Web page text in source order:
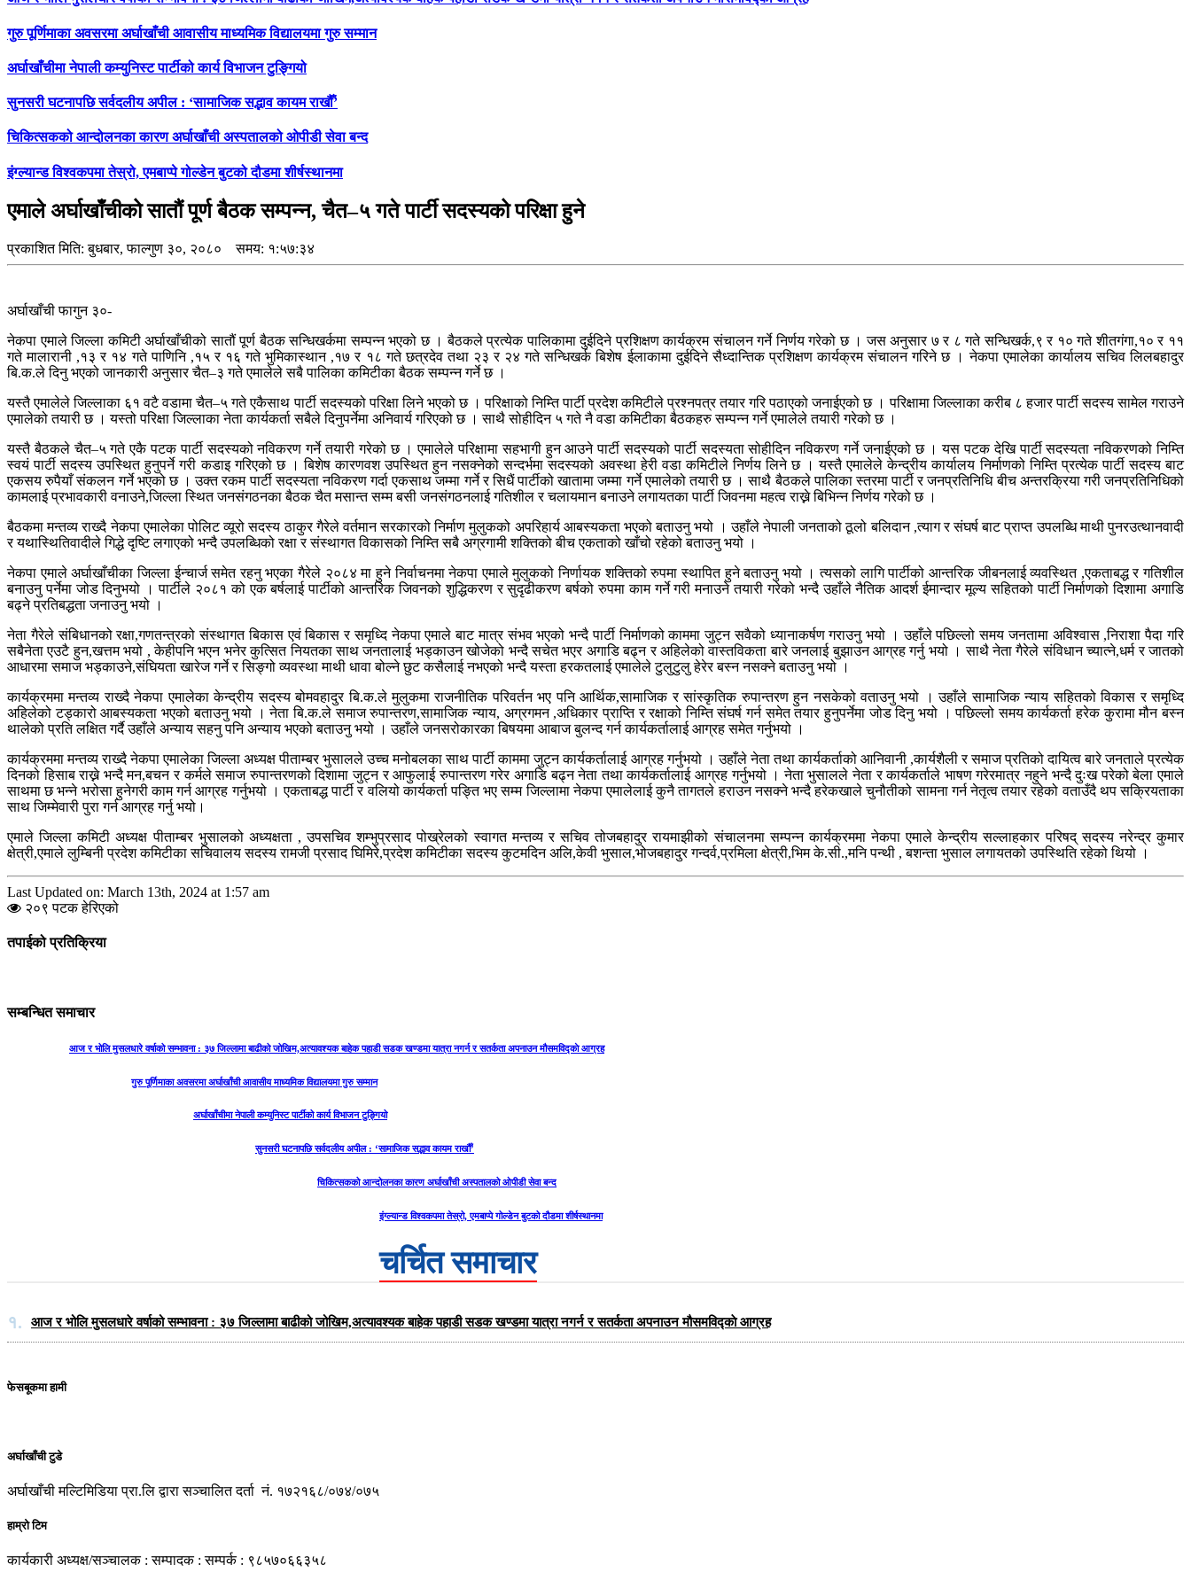
गुरु पूर्णिमाका अवसरमा अर्घाखाँची आवासीय माध्यमिक विद्यालयमा गुरु सम्मान
अर्घाखाँचीमा नेपाली कम्युनिस्ट पार्टीको कार्य विभाजन टुङ्गियो
सुनसरी घटनापछि सर्वदलीय अपील : ‘सामाजिक सद्भाव कायम राखौँ’
चिकित्सकको आन्दोलनका कारण अर्घाखाँची अस्पतालको ओपीडी सेवा बन्द
इंग्ल्यान्ड विश्वकपमा तेस्रो, एमबाप्पे गोल्डेन बुटको दौडमा शीर्षस्थानमा
एमाले अर्घाखाँचीको सातौं पूर्ण बैठक सम्पन्न, चैत–५ गते पार्टी सदस्यको परिक्षा हुने
प्रकाशित मिति:बुधबार, फाल्गुण ३०, २०८० समय: १:५७:३४
अर्घाखाँची फागुन ३०-
नेकपा एमाले जिल्ला कमिटी अर्घाखाँचीको सातौं पूर्ण बैठक सन्धिखर्कमा सम्पन्न भएको छ । बैठकले प्रत्येक पालिकामा दुईदिने प्रशिक्षण कार्यक्रम संचालन गर्ने निर्णय गरेको छ । जस अनुसार ७ र ८ गते सन्धिखर्क,९ र १० गते शीतगंगा,१० र ११
गते मालारानी ,१३ र १४ गते पाणिनि ,१५ र १६ गते भुमिकास्थान ,१७ र १८ गते छत्रदेव तथा २३ र २४ गते सन्धिखर्क बिशेष ईलाकामा दुईदिने सैध्दान्तिक प्रशिक्षण कार्यक्रम संचालन गरिने छ । नेकपा एमालेका कार्यालय सचिव लिलबहादुर
बि.क.ले दिनु भएको जानकारी अनुसार चैत–३ गते एमालेले सबै पालिका कमिटीका बैठक सम्पन्न गर्ने छ ।
यस्तै एमालेले जिल्लाका ६१ वटै वडामा चैत–५ गते एकैसाथ पार्टी सदस्यको परिक्षा लिने भएको छ । परिक्षाको निम्ति पार्टी प्रदेश कमिटीले प्रश्नपत्र तयार गरि पठाएको जनाईएको छ । परिक्षामा जिल्लाका करीब ८ हजार पार्टी सदस्य सामेल गराउने
एमालेको तयारी छ । यस्तो परिक्षा जिल्लाका नेता कार्यकर्ता सबैले दिनुपर्नेमा अनिवार्य गरिएको छ । साथै सोहीदिन ५ गते नै वडा कमिटीका बैठकहरु सम्पन्न गर्ने एमालेले तयारी गरेको छ ।
यस्तै बैठकले चैत–५ गते एकै पटक पार्टी सदस्यको नविकरण गर्ने तयारी गरेको छ । एमालेले परिक्षामा सहभागी हुन आउने पार्टी सदस्यको पार्टी सदस्यता सोहीदिन नविकरण गर्ने जनाईएको छ । यस पटक देखि पार्टी सदस्यता नविकरणको निम्ति
स्वयं पार्टी सदस्य उपस्थित हुनुपर्ने गरी कडाइ गरिएको छ । बिशेष कारणवश उपस्थित हुन नसक्नेको सन्दर्भमा सदस्यको अवस्था हेरी वडा कमिटीले निर्णय लिने छ । यस्तै एमालेले केन्द्रीय कार्यालय निर्माणको निम्ति प्रत्येक पार्टी सदस्य बाट
एकसय रुपैयाँ संकलन गर्ने भएको छ । उक्त रकम पार्टी सदस्यता नविकरण गर्दा एकसाथ जम्मा गर्ने र सिधैं पार्टीको खातामा जम्मा गर्ने एमालेको तयारी छ । साथै बैठकले पालिका स्तरमा पार्टी र जनप्रतिनिधि बीच अन्तरक्रिया गरी जनप्रतिनिधिको
कामलाई प्रभावकारी वनाउने,जिल्ला स्थित जनसंगठनका बैठक चैत मसान्त सम्म बसी जनसंगठनलाई गतिशील र चलायमान बनाउने लगायतका पार्टी जिवनमा महत्व राख्ने बिभिन्न निर्णय गरेको छ ।
बैठकमा मन्तव्य राख्दै नेकपा एमालेका पोलिट व्यूरो सदस्य ठाकुर गैरेले वर्तमान सरकारको निर्माण मुलुकको अपरिहार्य आबस्यकता भएको बताउनु भयो । उहाँले नेपाली जनताको ठूलो बलिदान ,त्याग र संघर्ष बाट प्राप्त उपलब्धि माथी पुनरउत्थानवादी
र यथास्थितिवादीले गिद्धे दृष्टि लगाएको भन्दै उपलब्धिको रक्षा र संस्थागत विकासको निम्ति सबै अग्रगामी शक्तिको बीच एकताको खाँचो रहेको बताउनु भयो ।
नेकपा एमाले अर्घाखाँचीका जिल्ला ईन्चार्ज समेत रहनु भएका गैरेले २०८४ मा हुने निर्वाचनमा नेकपा एमाले मुलुकको निर्णायक शक्तिको रुपमा स्थापित हुने बताउनु भयो । त्यसको लागि पार्टीको आन्तरिक जीबनलाई व्यवस्थित ,एकताबद्ध र गतिशील
बनाउनु पर्नेमा जोड दिनुभयो । पार्टीले २०८१ को एक बर्षलाई पार्टीको आन्तरिक जिवनको शुद्धिकरण र सुदृढीकरण बर्षको रुपमा काम गर्ने गरी मनाउने तयारी गरेको भन्दै उहाँले नैतिक आदर्श ईमान्दार मूल्य सहितको पार्टी निर्माणको दिशामा अगाडि
बढ्ने प्रतिबद्धता जनाउनु भयो ।
नेता गैरेले संबिधानको रक्षा,गणतन्त्रको संस्थागत बिकास एवं बिकास र समृध्दि नेकपा एमाले बाट मात्र संभव भएको भन्दै पार्टी निर्माणको काममा जुट्न सवैको ध्यानाकर्षण गराउनु भयो । उहाँले पछिल्लो समय जनतामा अविश्वास ,निराशा पैदा गरि
सबैनेता एउटै हुन,खत्तम भयो , केहीपनि भएन भनेर कुत्सित नियतका साथ जनतालाई भड्काउन खोजेको भन्दै सचेत भएर अगाडि बढ्न र अहिलेको वास्तविकता बारे जनलाई बुझाउन आग्रह गर्नु भयो । साथै नेता गैरेले संविधान च्यात्ने,धर्म र जातको
आधारमा समाज भड्काउने,संघियता खारेज गर्ने र सिङ्गो व्यवस्था माथी धावा बोल्ने छुट कसैलाई नभएको भन्दै यस्ता हरकतलाई एमालेले टुलुटुलु हेरेर बस्न नसक्ने बताउनु भयो ।
कार्यक्रममा मन्तव्य राख्दै नेकपा एमालेका केन्द्रीय सदस्य बोमवहादुर बि.क.ले मुलुकमा राजनीतिक परिवर्तन भए पनि आर्थिक,सामाजिक र सांस्कृतिक रुपान्तरण हुन नसकेको वताउनु भयो । उहाँले सामाजिक न्याय सहितको विकास र समृध्दि
अहिलेको टड्कारो आबस्यकता भएको बताउनु भयो । नेता बि.क.ले समाज रुपान्तरण,सामाजिक न्याय, अग्रगमन ,अधिकार प्राप्ति र रक्षाको निम्ति संघर्ष गर्न समेत तयार हुनुपर्नेमा जोड दिनु भयो । पछिल्लो समय कार्यकर्ता हरेक कुरामा मौन बस्न
थालेको प्रति लक्षित गर्दै उहाँले अन्याय सहनु पनि अन्याय भएको बताउनु भयो । उहाँले जनसरोकारका बिषयमा आबाज बुलन्द गर्न कार्यकर्तालाई आग्रह समेत गर्नुभयो ।
कार्यक्रममा मन्तव्य राख्दै नेकपा एमालेका जिल्ला अध्यक्ष पीताम्बर भुसालले उच्च मनोबलका साथ पार्टी काममा जुट्न कार्यकर्तालाई आग्रह गर्नुभयो । उहाँले नेता तथा कार्यकर्ताको आनिवानी ,कार्यशैली र समाज प्रतिको दायित्व बारे जनताले प्रत्येक
दिनको हिसाब राख्ने भन्दै मन,बचन र कर्मले समाज रुपान्तरणको दिशामा जुट्न र आफुलाई रुपान्तरण गरेर अगाडि बढ्न नेता तथा कार्यकर्तालाई आग्रह गर्नुभयो । नेता भुसालले नेता र कार्यकर्ताले भाषण गरेरमात्र नहुने भन्दै दुःख परेको बेला एमाले
साथमा छ भन्ने भरोसा हुनेगरी काम गर्न आग्रह गर्नुभयो । एकताबद्ध पार्टी र वलियो कार्यकर्ता पङ्ति भए सम्म जिल्लामा नेकपा एमालेलाई कुनै तागतले हराउन नसक्ने भन्दै हरेकखाले चुनौतीको सामना गर्न नेतृत्व तयार रहेको वताउँदै थप सक्रियताका
साथ जिम्मेवारी पुरा गर्न आग्रह गर्नु भयो।
एमाले जिल्ला कमिटी अध्यक्ष पीताम्बर भुसालको अध्यक्षता , उपसचिव शम्भुप्रसाद पोख्रेलको स्वागत मन्तव्य र सचिव तोजबहादुर रायमाझीको संचालनमा सम्पन्न कार्यक्रममा नेकपा एमाले केन्द्रीय सल्लाहकार परिषद् सदस्य नरेन्द्र कुमार
क्षेत्री,एमाले लुम्बिनी प्रदेश कमिटीका सचिवालय सदस्य रामजी प्रसाद घिमिरे,प्रदेश कमिटीका सदस्य कुटमदिन अलि,केवी भुसाल,भोजबहादुर गन्दर्व,प्रमिला क्षेत्री,भिम के.सी.,मनि पन्थी , बशन्ता भुसाल लगायतको उपस्थिति रहेको थियो ।
Last Updated on: March 13th, 2024 at 1:57 am
२०९ पटक हेरिएको
तपाईको प्रतिक्रिया
सम्बन्धित समाचार
आज र भोलि मुसलधारे वर्षाको सम्भावना : ३७ जिल्लामा बाढीको जोखिम,अत्यावश्यक बाहेक पहाडी सडक खण्डमा यात्रा नगर्न र सतर्कता अपनाउन मौसमविद्काे आग्रह
गुरु पूर्णिमाका अवसरमा अर्घाखाँची आवासीय माध्यमिक विद्यालयमा गुरु सम्मान
अर्घाखाँचीमा नेपाली कम्युनिस्ट पार्टीको कार्य विभाजन टुङ्गियो
सुनसरी घटनापछि सर्वदलीय अपील : ‘सामाजिक सद्भाव कायम राखौँ’
चिकित्सकको आन्दोलनका कारण अर्घाखाँची अस्पतालको ओपीडी सेवा बन्द
इंग्ल्यान्ड विश्वकपमा तेस्रो, एमबाप्पे गोल्डेन बुटको दौडमा शीर्षस्थानमा
चर्चित समाचार
१. आज र भोलि मुसलधारे वर्षाको सम्भावना : ३७ जिल्लामा बाढीको जोखिम,अत्यावश्यक बाहेक पहाडी सडक खण्डमा यात्रा नगर्न र सतर्कता अपनाउन मौसमविद्काे आग्रह
फेसबूकमा हामी
अर्घाखाँची टुडे
अर्घाखाँची मल्टिमिडिया प्रा.लि द्वारा सञ्चालित दर्ता नं. १७२१६८/०७४/०७५
हाम्रो टिम
कार्यकारी अध्यक्ष/सञ्चालक : सम्पादक : सम्पर्क : ९८५७०६६३५८